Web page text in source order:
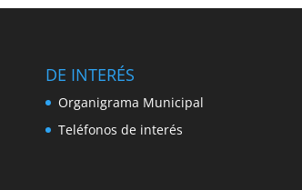
DE INTERÉS
Organigrama Municipal
Teléfonos de interés